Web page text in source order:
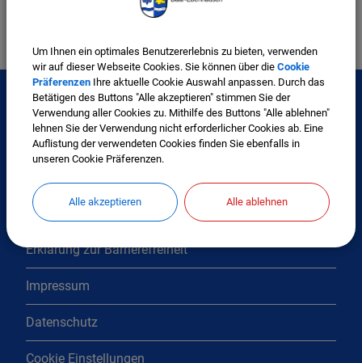
Interessante Links
Inhaltsverzeichnis
Erklärung zur Barrierefreiheit
Impressum
Datenschutz
Cookie Einstellungen
Um Ihnen ein optimales Benutzererlebnis zu bieten, verwenden
wir auf dieser Webseite Cookies. Sie können über die Cookie
Präferenzen Ihre aktuelle Cookie Auswahl anpassen. Durch das
Betätigen des Buttons "Alle akzeptieren" stimmen Sie der
Verwendung aller Cookies zu. Mithilfe des Buttons "Alle ablehnen"
lehnen Sie der Verwendung nicht erforderlicher Cookies ab. Eine
Auflistung der verwendeten Cookies finden Sie ebenfalls in
unseren Cookie Präferenzen.
Alle akzeptieren Alle ablehnen